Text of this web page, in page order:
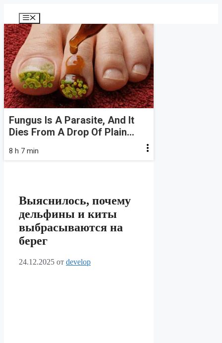
содержимому
Меню
Fungus Is A Parasite, And It
Dies From A Drop Of Plain...
8 h 7 min
Выяснилось, почему
дельфины и киты
выбрасываются на
берег
24.12.2025 от develop